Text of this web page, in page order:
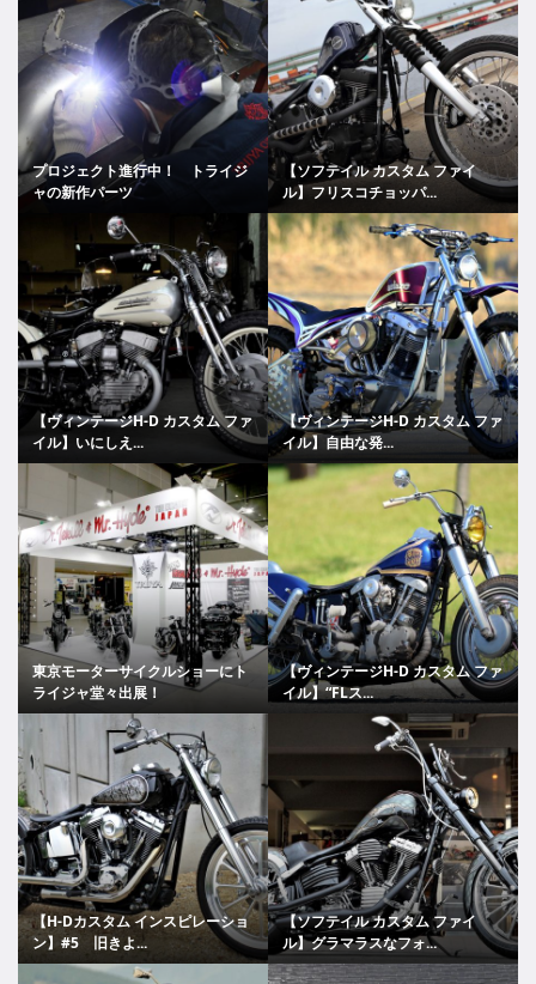
プロジェクト進行中！ トライジ
ャの新作パーツ
【ソフテイル カスタム ファイ
ル】フリスコチョッパ...
【ヴィンテージH-D カスタム ファ
イル】いにしえ...
【ヴィンテージH-D カスタム ファ
イル】自由な発...
東京モーターサイクルショーにト
ライジャ堂々出展！
【ヴィンテージH-D カスタム ファ
イル】“FLス...
【H-Dカスタム インスピレーショ
ン】#5 旧きよ...
【ソフテイル カスタム ファイ
ル】グラマラスなフォ...